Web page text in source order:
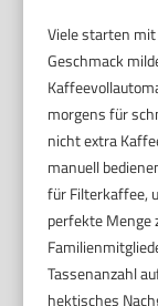
Viele starten mit
Geschmack
morgens für
nicht extra
manuell
für Filterkaffee,
perfekte Menge
Tassenanzahl
hektisches